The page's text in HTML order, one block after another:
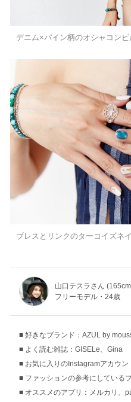
デニム×パイン柄のオシャコン
ブレスとリンクのターコイズネ
山口テスラさん
フリーモデル・24歳
好きなブランド：AZUL by
よく読む雑誌：GISELe、Gina
お気に入りのInstagramアカウン
ファッションの参考にしている
オススメのアプリ：メルカリ、